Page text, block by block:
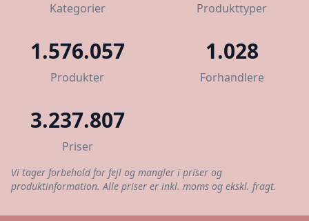
Kategorier Produkttyper
1.576.057
Produkter
1.028
Forhandlere
3.237.807
Priser
Vi tager forbehold for fejl og mangler i priser og
produktinformation. Alle priser er inkl. moms og ekskl. fragt.